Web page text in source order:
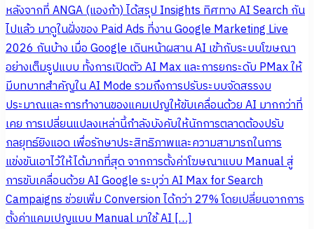
หลังจากที่ ANGA (แองก้า) ได้สรุป Insights ทิศทาง AI Search กัน
ไปแล้ว มาดูในฝั่งของ Paid Ads ที่งาน Google Marketing Live
2026 กันบ้าง เมื่อ Google เดินหน้าผสาน AI เข้ากับระบบโฆษณา
อย่างเต็มรูปแบบ ทั้งการเปิดตัว AI Max และการยกระดับ PMax ให้
มีบทบาทสำคัญใน AI Mode รวมถึงการปรับระบบจัดสรรงบ
ประมาณและการทำงานของแคมเปญให้ขับเคลื่อนด้วย AI มากกว่าที่
เคย การเปลี่ยนแปลงเหล่านี้กำลังบังคับให้นักการตลาดต้องปรับ
กลยุทธ์ยิงแอด เพื่อรักษาประสิทธิภาพและความสามารถในการ
แข่งขันเอาไว้ให้ได้มากที่สุด จากการตั้งค่าโฆษณาแบบ Manual สู่
การขับเคลื่อนด้วย AI Google ระบุว่า AI Max for Search
Campaigns ช่วยเพิ่ม Conversion ได้กว่า 27% โดยเปลี่ยนจากการ
ตั้งค่าแคมเปญแบบ Manual มาใช้ AI […]